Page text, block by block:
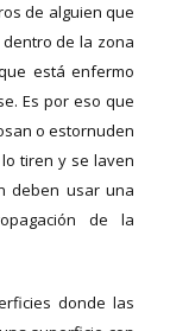
de alguien que
de la zona
está enfermo
Es por eso que
o estornuden
tiren y se laven
deben usar una
de la
donde las